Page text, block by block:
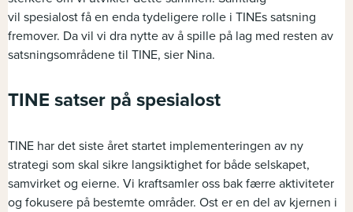
vil spesialost få en enda tydeligere rolle i TINEs satsning
fremover. Da vil vi dra nytte av å spille på lag med resten av
satsningsområdene til TINE, sier Nina.
TINE satser på spesialost
TINE har det siste året startet implementeringen av ny
strategi som skal sikre langsiktighet for både selskapet,
samvirket og eierne. Vi kraftsamler oss bak færre aktiviteter
og fokusere på bestemte områder. Ost er en del av kjernen i